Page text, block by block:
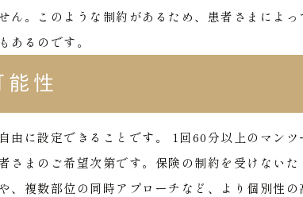
。このような制約があるため、患者さまによっ
あるのです。
能性
に設定できることです。
1回60分以上のマンツ
さまのご希望次第です。保険の制約を受けないた
、複数部位の同時アプローチなど、より個別性の